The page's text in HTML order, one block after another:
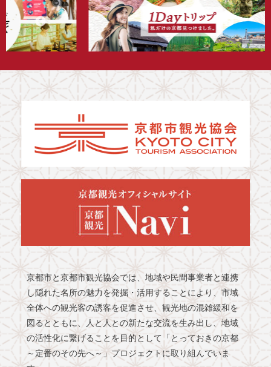
京都市と京都市観光協会では、地域や民間事業者と連携
し隠れた名所の魅力を発掘・活用することにより、市域
全体への観光客の誘客を促進させ、観光地の混雑緩和を
図るとともに、人と人との新たな交流を生み出し、地域
の活性化に繋げることを目的として「とっておきの京都
～定番のその先へ～」プロジェクトに取り組んでいま